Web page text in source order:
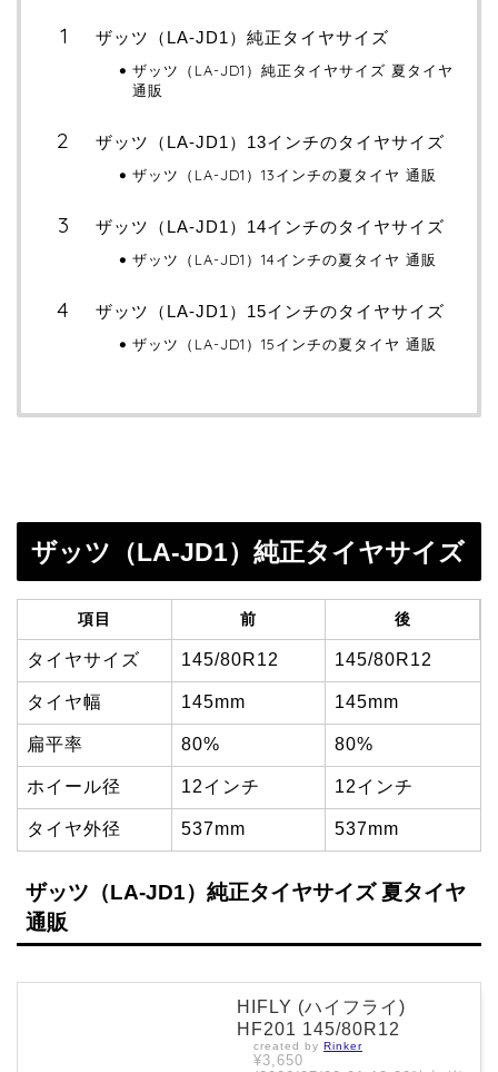
ザッツ（LA-JD1）純正タイヤサイズ
ザッツ（LA-JD1）純正タイヤサイズ 夏タイヤ
通販
ザッツ（LA-JD1）13インチのタイヤサイズ
ザッツ（LA-JD1）13インチの夏タイヤ 通販
ザッツ（LA-JD1）14インチのタイヤサイズ
ザッツ（LA-JD1）14インチの夏タイヤ 通販
ザッツ（LA-JD1）15インチのタイヤサイズ
ザッツ（LA-JD1）15インチの夏タイヤ 通販
ザッツ（LA-JD1）純正タイヤサイズ
項目 前 後
タイヤサイズ 145/80R12 145/80R12
タイヤ幅 145mm 145mm
扁平率 80% 80%
ホイール径 12インチ 12インチ
タイヤ外径 537mm 537mm
ザッツ（LA-JD1）純正タイヤサイズ 夏タイヤ
通販
HIFLY (ハイフライ)
HF201 145/80R12
created by Rinker
¥3,650